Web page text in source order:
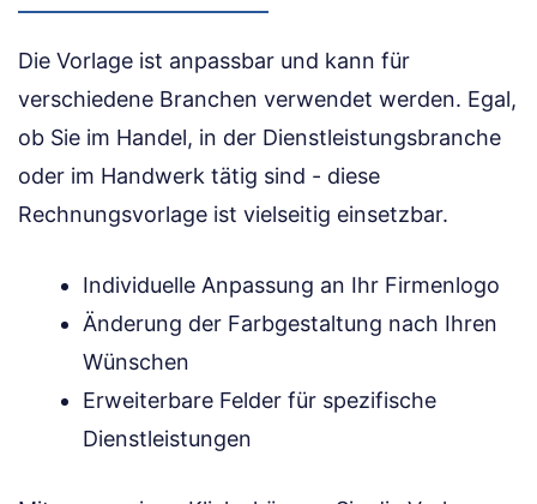
Die Vorlage ist anpassbar und kann für
verschiedene Branchen verwendet werden. Egal,
ob Sie im Handel, in der Dienstleistungsbranche
oder im Handwerk tätig sind - diese
Rechnungsvorlage ist vielseitig einsetzbar.
Individuelle Anpassung an Ihr Firmenlogo
Änderung der Farbgestaltung nach Ihren
Wünschen
Erweiterbare Felder für spezifische
Dienstleistungen